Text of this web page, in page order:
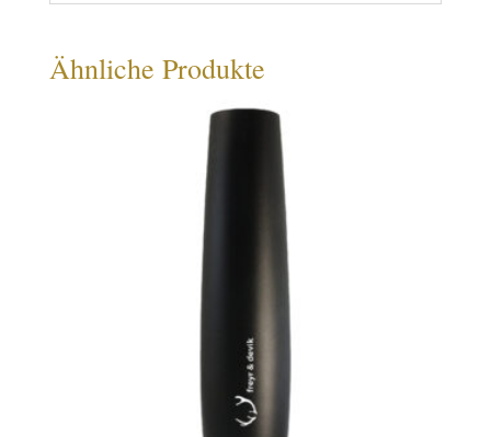
Ähnliche Produkte